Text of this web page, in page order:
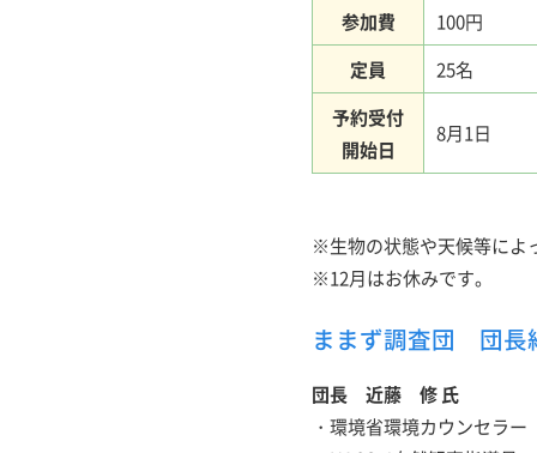
参加費
100円
定員
25名
予約受付
開始日
8月1日
※生物の状態や天候等によ
※12月はお休みです。
ままず調査団 団長
団長 近藤 修 氏
・環境省環境カウンセラー